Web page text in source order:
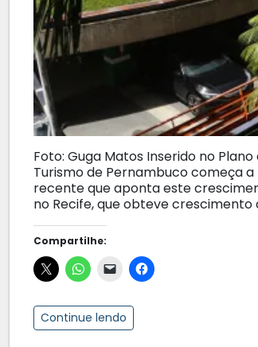
Foto: Guga Matos Inserido no
Turismo de Pernambuco começa
recente que aponta este
no Recife, que obteve crescimento
Compartilhe:
Continue lendo